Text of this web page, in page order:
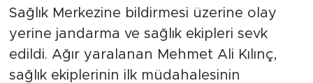
Sağlık Merkezine bildirmesi üzerine olay
yerine jandarma ve sağlık ekipleri sevk
edildi. Ağır yaralanan Mehmet Ali Kılınç,
sağlık ekiplerinin ilk müdahalesinin